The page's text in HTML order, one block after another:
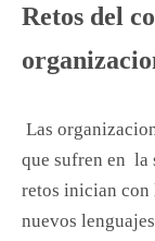
Retos del
Las
que sufren en la
retos inician con
nuevos